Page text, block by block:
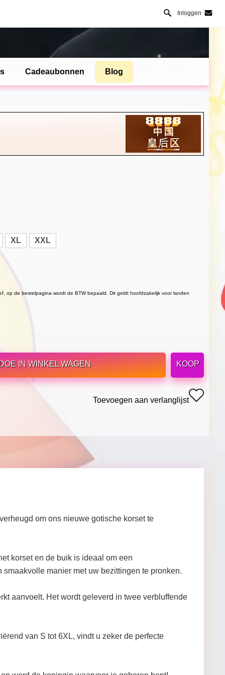
Inloggen
Cadeaubonnen Blog
XL XXL
op de bestelpagina wordt de BTW bepaald. Dit geldt hoofdzakelijk voor landen
DOE IN WINKEL WAGEN
KOOP
Toevoegen aan verlanglijst
om ons nieuwe gotische korset te
korset en de buik is ideaal om een
manier met uw bezittingen te pronken.
aanvoelt. Het wordt geleverd in twee verbluffende
van S tot 6XL, vindt u zeker de perfecte